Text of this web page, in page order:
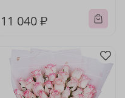
11 040 ₽